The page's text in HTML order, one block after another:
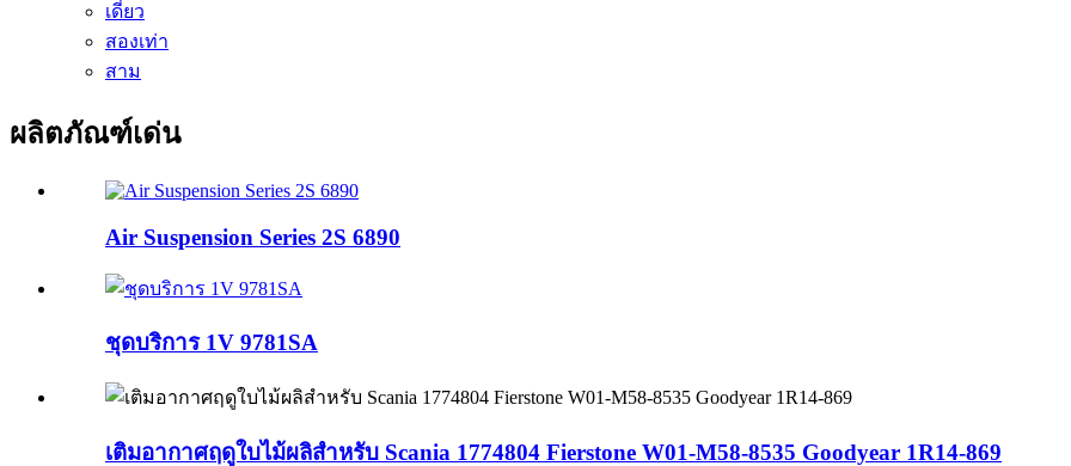
เดี่ยว
สองเท่า
สาม
ผลิตภัณฑ์เด่น
Air Suspension Series 2S 6890
ชุดบริการ 1V 9781SA
เติมอากาศฤดูใบไม้ผลิสำหรับ Scania 1774804 Fierstone W01-M58-8535 Goodyear 1R14-869